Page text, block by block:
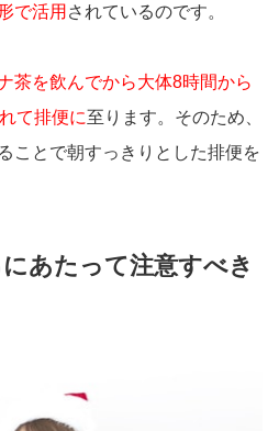
で活用 されているのです。
茶を飲んでから大体8時間から
て排便に至ります。そのため、
ことで朝すっきりとした排便を
あたって注意すべき